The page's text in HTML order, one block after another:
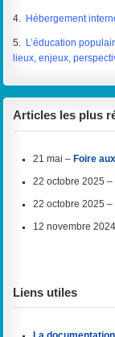
4. Hébergement
5.
L’éducation
lieux, enjeux,
Articles les plus
21 mai – Foire
22 octobre 2025 –
22 octobre 2025 –
12 novembre
Liens utiles